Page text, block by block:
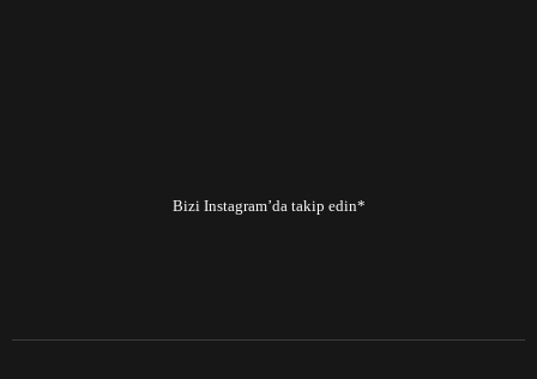
Bizi Instagram’da takip edin*